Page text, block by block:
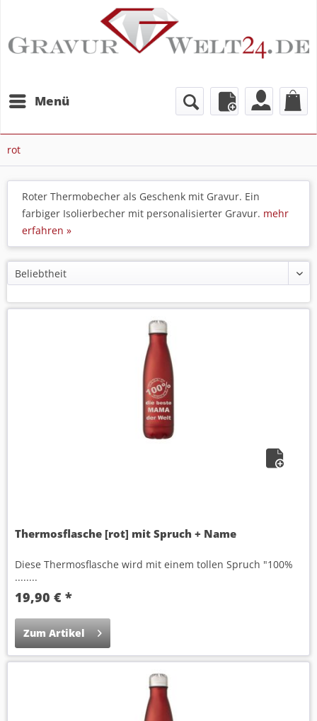
Menü
rot
Roter Thermobecher als Geschenk mit Gravur. Ein
farbiger Isolierbecher mit personalisierter Gravur. mehr
erfahren »
Thermosflasche [rot] mit Spruch + Name
Diese Thermosflasche wird mit einem tollen Spruch "100%
........
19,90 € *
Zum Artikel